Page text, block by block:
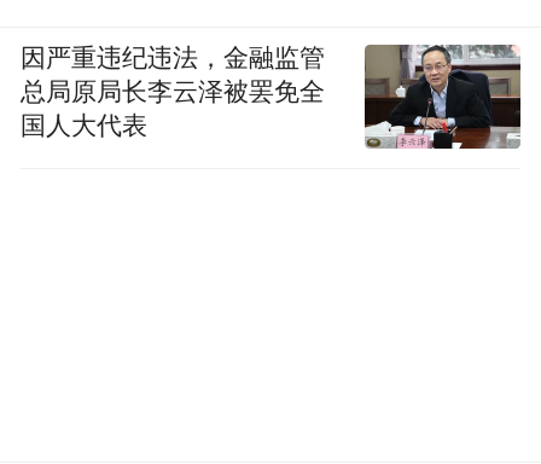
因严重违纪违法，金融监管
总局原局长李云泽被罢免全
国人大代表